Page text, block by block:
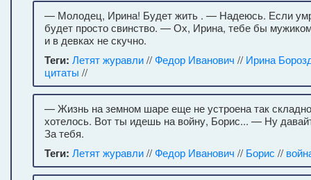
— Молодец, Ирина! Будет жить . — Надеюсь. Если
будет просто свинство. — Ох, Ирина, тебе бы
и в девках не скучно.
Теги: Летят журавли//Федор Иванович // Ирина
цитаты //
— Жизнь на земном шаре еще не устроена так
хотелось. Вот ты идешь на войну, Борис... — Ну
За тебя.
Теги: Летят журавли//Федор Иванович // Борис //